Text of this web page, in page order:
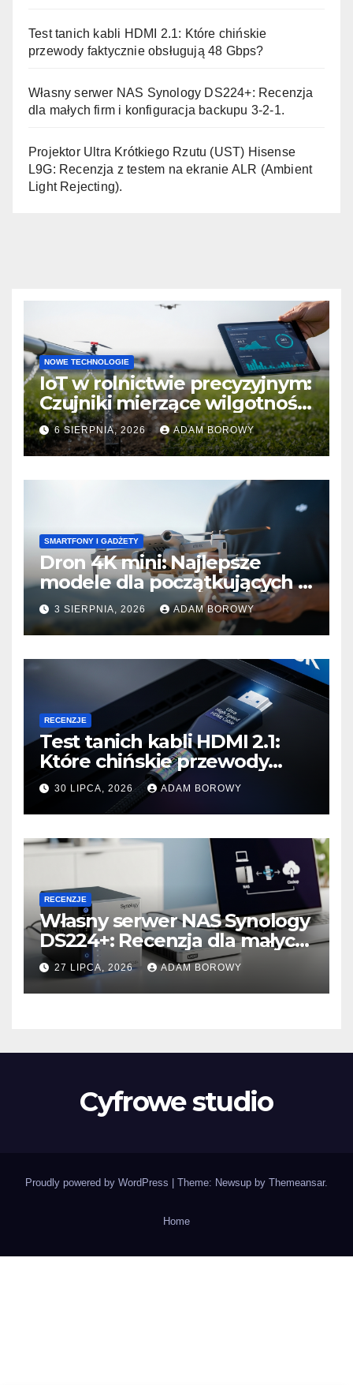
Test tanich kabli HDMI 2.1: Które chińskie
przewody faktycznie obsługują 48 Gbps?
Własny serwer NAS Synology DS224+: Recenzja
dla małych firm i konfiguracja backupu 3-2-1.
Projektor Ultra Krótkiego Rzutu (UST) Hisense
L9G: Recenzja z testem na ekranie ALR (Ambient
Light Rejecting).
NOWE TECHNOLOGIE
IoT w rolnictwie precyzyjnym:
Czujniki mierzące wilgotność
gleby i automatyzacja
nawadniania.
6 SIERPNIA, 2026 ADAM BOROWY
SMARTFONY I GADŻETY
Dron 4K mini: Najlepsze
modele dla początkujących z
wiatroodpornością.
3 SIERPNIA, 2026 ADAM BOROWY
RECENZJE
Test tanich kabli HDMI 2.1:
Które chińskie przewody
faktycznie obsługują 48
Gbps?
30 LIPCA, 2026 ADAM BOROWY
RECENZJE
Własny serwer NAS Synology
DS224+: Recenzja dla małych
firm i konfiguracja backupu
3-2-1.
27 LIPCA, 2026 ADAM BOROWY
Cyfrowe studio
Proudly powered by WordPress Theme: Newsup by Themeansar.
Home